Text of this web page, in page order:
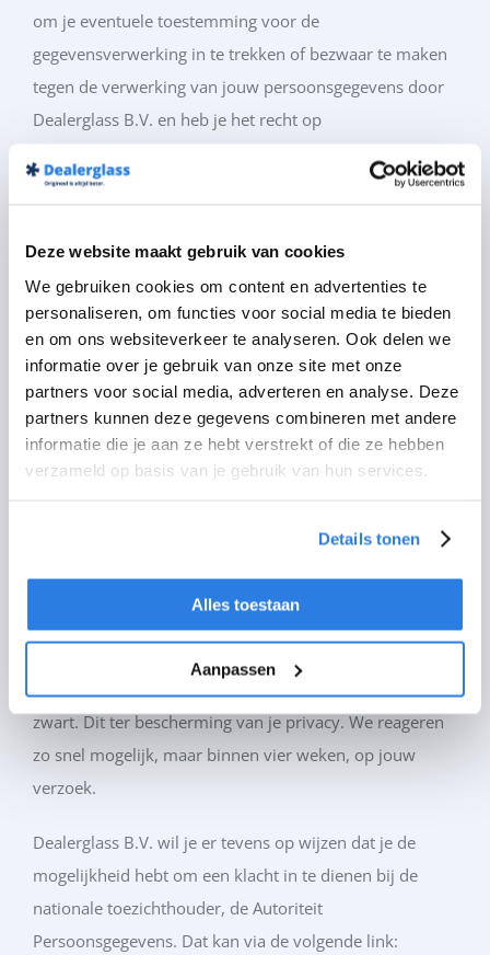
Deze website maakt gebruik van cookies
We gebruiken cookies om content en advertenties te
personaliseren, om functies voor social media te bieden
en om ons websiteverkeer te analyseren. Ook delen we
informatie over je gebruik van onze site met onze
partners voor social media, adverteren en analyse. Deze
partners kunnen deze gegevens combineren met andere
informatie die je aan ze hebt verstrekt of die ze hebben
verzameld op basis van je gebruik van hun services.
Details tonen
Alles toestaan
Aanpassen
om je eventuele toestemming voor de
gegevensverwerking in te trekken of bezwaar te maken
tegen de verwerking van jouw persoonsgegevens door
Dealerglass B.V. en heb je het recht op
een verzoek kan indienen om de persoonsgegevens die
jou of een ander, door jou genoemde organisatie, te
sturen.
Je kunt een verzoek tot inzage, correctie, verwijdering,
gegevensoverdraging van je persoonsgegevens of
verzoek tot intrekking van je toestemming of bezwaar
op de verwerking van jouw persoonsgegevens sturen
naarinfo@dealerglass.nl.
Om er zeker van te zijn dat het verzoek tot inzage door
paspoortnummer en Burgerservicenummer (BSN)
zwart. Dit ter bescherming van je privacy. We reageren
zo snel mogelijk, maar binnen vier weken, op jouw
verzoek.
Dealerglass B.V. wil je er tevens op wijzen dat je de
mogelijkheid hebt om een klacht in te dienen bij de
nationale toezichthouder, de Autoriteit
Persoonsgegevens. Dat kan via de volgende link: